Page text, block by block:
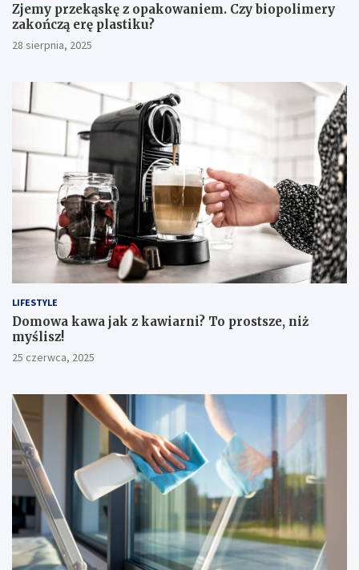
Zjemy przekąskę z opakowaniem. Czy biopolimery
zakończą erę plastiku?
28 sierpnia, 2025
LIFESTYLE
​Domowa kawa jak z kawiarni? To prostsze, niż
myślisz!
25 czerwca, 2025